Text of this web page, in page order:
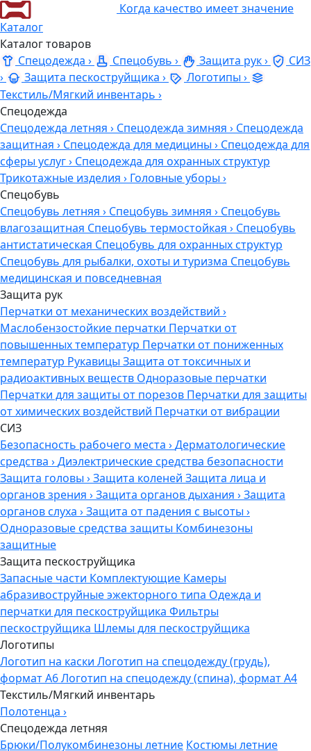
Когда качество имеет значение
Каталог
Каталог товаров
Спецодежда › Спецобувь › Защита рук›
СИЗ
›
Защита пескоструйщика › Логотипы ›
Текстиль/Мягкий инвентарь ›
Спецодежда
Спецодежда летняя › Спецодежда зимняя › Спецодежда
защитная › Спецодежда для медицины › Спецодежда для
сферы услуг› Спецодежда для охранных структур
Трикотажные изделия › Головные уборы ›
Спецобувь
Спецобувь летняя › Спецобувь зимняя › Спецобувь
влагозащитная Спецобувь термостойкая › Спецобувь
антистатическая Спецобувь для охранных структур
Спецобувь для рыбалки, охоты и туризма Спецобувь
медицинская и повседневная
Защита рук
Перчатки от механических воздействий ›
Маслобензостойкие перчатки Перчатки от
повышенных температур Перчатки от пониженных
температур Рукавицы Защита от токсичных и
радиоактивных веществ Одноразовые перчатки
Перчатки для защиты от порезов Перчатки для защиты
от химических воздействий Перчатки от вибрации
СИЗ
Безопасность рабочего места ›Дерматологические
средства ›Диэлектрические средства безопасности
Защита головы ›Защита коленей Защита лица и
органов зрения ›Защита органов дыхания ›Защита
органов слуха ›Защита от падения с высоты ›
Одноразовые средства защиты Комбинезоны
защитные
Защита пескоструйщика
Запасные части Комплектующие Камеры
абразивоструйные эжекторного типа Одежда и
перчатки для пескоструйщика Фильтры
пескоструйщика Шлемы для пескоструйщика
Логотипы
Логотип на каски Логотип на спецодежду (грудь),
формат А6Логотип на спецодежду (спина), формат А4
Текстиль/Мягкий инвентарь
Полотенца ›
Спецодежда летняя
Брюки/Полукомбинезоны летние Костюмы летние